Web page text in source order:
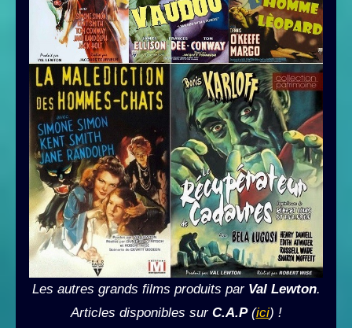
Les autres grands films produits par Val Lewton.
Articles disponibles sur C.A.P(ici) !